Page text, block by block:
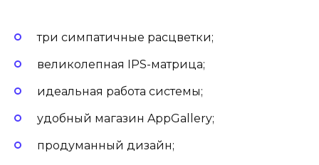
три симпатичные расцветки;
великолепная IPS-матрица;
идеальная работа системы;
удобный магазин AppGallery;
продуманный дизайн;